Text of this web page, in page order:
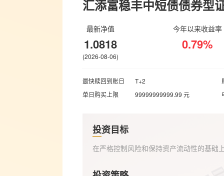
汇添富稳丰中短债债券型
最新净值
1.0818
(2026-08-06)
今年以来收益率
0.79%
最快赎回到账日 T+2
单日购买上限
99999999999.99 元
投资目标
在严格控制风险和保持资产流动性的基础